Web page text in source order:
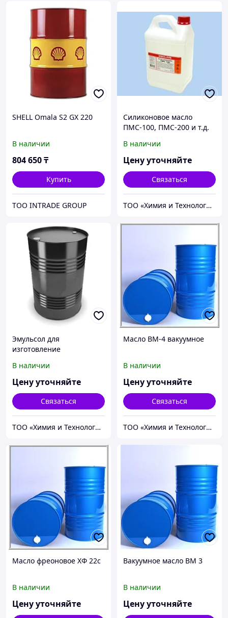
SHELL Omala S2 GX 220
В наличии
804 650₸
Купить
ТОО INTRADE GROUP
Силиконовое масло
ПМС-100, ПМС-200 и т.д.
В наличии
Цену уточняйте
Связаться
ТОО «Химия и Технология»
Эмульсол для
изготовление
высокостабильных
гидрофобных эмульсий
В наличии
Цену уточняйте
Связаться
ТОО «Химия и Технология»
Масло ВМ-4 вакуумное
В наличии
Цену уточняйте
Связаться
ТОО «Химия и Технология»
Масло фреоновое ХФ 22с
В наличии
Цену уточняйте
Вакуумное масло ВМ 3
В наличии
Цену уточняйте